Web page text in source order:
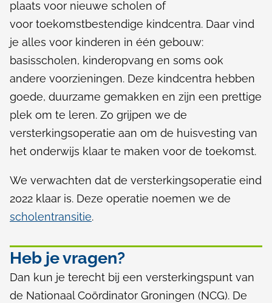
plaats voor nieuwe scholen of
voor toekomstbestendige kindcentra. Daar vind
je alles voor kinderen in één gebouw:
basisscholen, kinderopvang en soms ook
andere voorzieningen. Deze kindcentra hebben
goede, duurzame gemakken en zijn een prettige
plek om te leren. Zo grijpen we de
versterkingsoperatie aan om de huisvesting van
het onderwijs klaar te maken voor de toekomst.
We verwachten dat de versterkingsoperatie eind
2022 klaar is. Deze operatie noemen we de
scholentransitie.
Heb je vragen?
Dan kun je terecht bij een versterkingspunt van
de Nationaal Coördinator Groningen (NCG). De